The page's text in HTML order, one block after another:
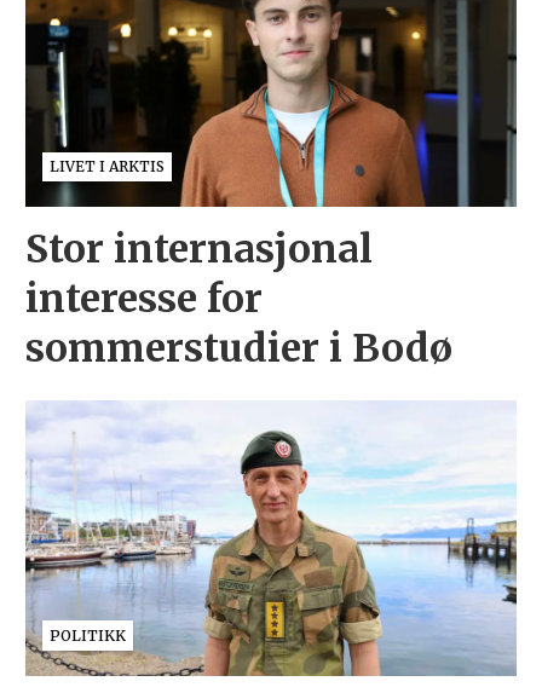
LIVET I ARKTIS
Stor internasjonal
interesse for
sommerstudier i Bodø
POLITIKK